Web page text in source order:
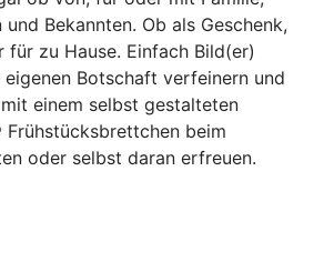
und Bekannten. Ob als Geschenk,
für zu Hause. Einfach Bild(er)
Botschaft verfeinern und
einem selbst gestalteten
Frühstücksbrettchen beim
oder selbst daran erfreuen.